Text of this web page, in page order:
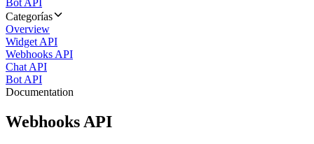
Bot API
Categorías
Overview
Widget API
Webhooks API
Chat API
Bot API
Documentation
Webhooks API